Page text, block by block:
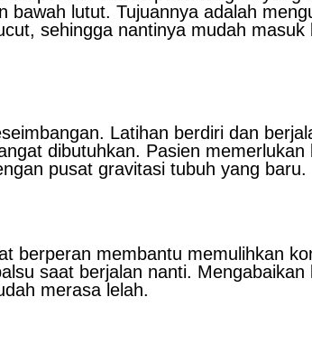
bawah lutut. Tujuannya adalah
sehingga nantinya mudah masuk
Latihan berdiri dan
dibutuhkan. Pasien memerlukan
pusat gravitasi tubuh yang baru.
berperan membantu memulihkan
saat berjalan nanti. Mengabaikan
merasa lelah.